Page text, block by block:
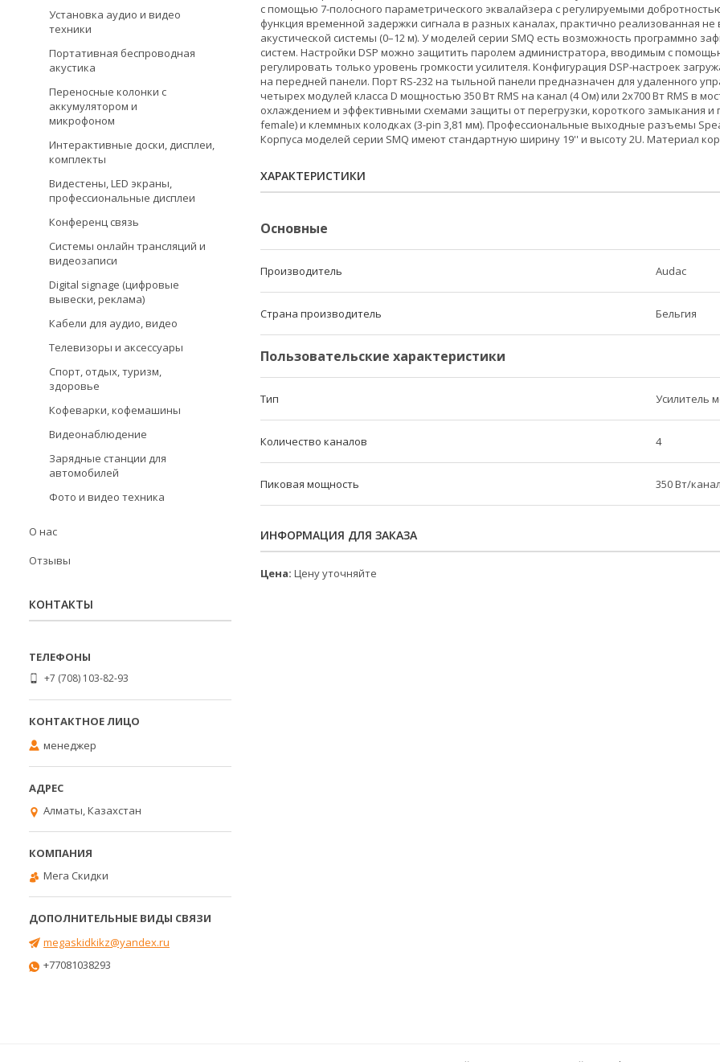
с помощью 7-полосного параметрического эквалайзера с регулируемыми
функция временной задержки сигнала в разных каналах, практично реализованная
акустической системы (0–12 м). У моделей серии SMQ есть возможность программно
систем. Настройки DSP можно защитить паролем администратора, вводимым с
регулировать только уровень громкости усилителя. Конфигурация DSP-настроек
на передней панели. Порт RS-232 на тыльной панели предназначен для удаленного
четырех модулей класса D мощностью 350 Вт RMS на канал (4 Ом) или 2х700 Вт RMS в
охлаждением и эффективными схемами защиты от перегрузки, короткого замыкания
female) и клеммных колодках (3-pin 3,81 мм). Профессиональные выходные разъемы
Корпуса моделей серии SMQ имеют стандартную ширину 19'' и высоту 2U. Материал
ХАРАКТЕРИСТИКИ
Основные
Производитель Audac
Страна производитель Бельгия
Пользовательские характеристики
Тип Усилитель
Количество каналов 4
Пиковая мощность 350 Вт/канал
ИНФОРМАЦИЯ ДЛЯ ЗАКАЗА
Цена: Цену уточняйте
Установка аудио и видео
техники
Портативная беспроводная
акустика
Переносные колонки с
аккумулятором и
микрофоном
Интерактивные доски, дисплеи,
комплекты
Видестены, LED экраны,
профессиональные дисплеи
Конференц связь
Системы онлайн трансляций и
видеозаписи
Digital signage (цифровые
вывески, реклама)
Кабели для аудио, видео
Телевизоры и аксессуары
Спорт, отдых, туризм,
здоровье
Кофеварки, кофемашины
Видеонаблюдение
Зарядные станции для
автомобилей
Фото и видео техника
О нас
Отзывы
КОНТАКТЫ
+7 (708) 103-82-93
менеджер
Алматы, Казахстан
Мега Скидки
megaskidkikz@yandex.ru
+77081038293